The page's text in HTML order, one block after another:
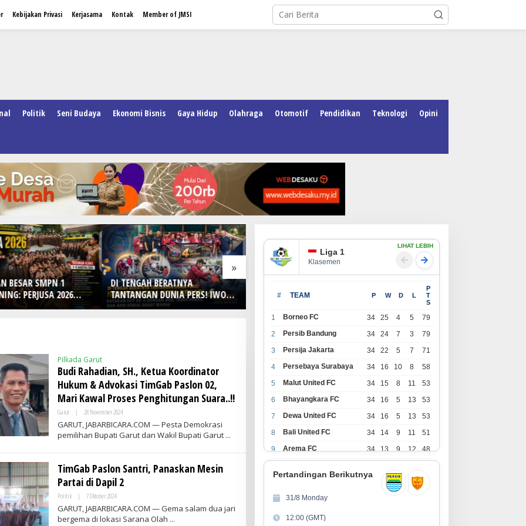
Kebijakan Privasi Kerjasama Kontak Member of JMSI
Politik Seni Budaya Ekonomi Bisnis Gaya Hidup Olahraga Otomotif Pendidikan Teknologi Opini
»
BERATNYA
DUNIA PERS! IWO
Kota Bekasi Rayakan
Aksi Sosial Sarat
Lomba Foto LRT Hadirkan
Hadiah Menarik, Ini Syaratnya
Dukung Penciptaan Lapangan
Pekerja di Pabrik Tembakau
GEBRAKAN BESAR PERUMDA
TIRTA INTAN GARUT! Gandeng
APDESI, Target 4.000
Sambungan Rumah Demi
Wujudkan Akses Air Bersih
Pilkada Garut
Budi Rahadian, SH., Ketua Koordinator
Hukum & Advokasi TimGab Paslon 02,
Mari Kawal Proses Penghitungan Suara..!!
Garut | 28 November 2024O
L
E
H
D
I
N
GARUT, JABARBICARA.COM — Pesta Demokrasi
pemilihan Bupati Garut dan Wakil Bupati Garut
TimGab Paslon Santri, Panaskan Mesin
Partai di Dapil 2
Politik | 7 Oktober 2024O
L
E
H
GARUT, JABARBICARA.COM — Gema salam dua jari
bergema di lokasi Sarana Olah
Liga 1
Klasemen
LIHAT LEBIH
# TEAM P W D L
P
T
S
1 Borneo FC 34 25 4 5
79
2
Persib Bandung 34 24 7 3
79
3
Persija Jakarta 34 22 5 7
71
4
Persebaya Surabaya 34 16 10 8
58
5
Malut United FC 34 15 8 11
53
6
Bhayangkara FC 34 16 5 13
53
7
Dewa United FC 34 16 5 13
53
8
Bali United FC 34 14 9 11
51
9
Arema FC 34 13 9 12
48
0
1
11 12 11
2
Persik Kediri
Pertandingan Berikutnya
31/8 Monday
12:00 (GMT)